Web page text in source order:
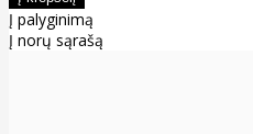
Į palyginimą
Į norų sąrašą